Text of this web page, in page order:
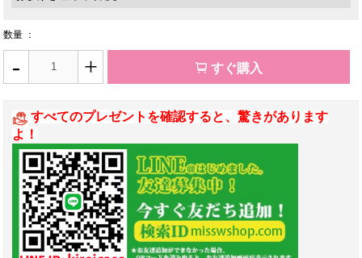
数量 ：
- + すぐ購入
すべてのプレゼントを確認すると、驚きがあります
よ！